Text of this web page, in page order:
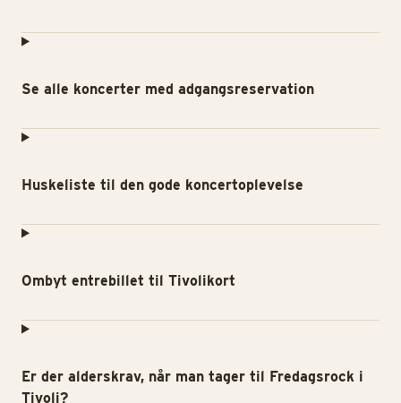
Se alle koncerter med adgangsreservation
Huskeliste til den gode koncertoplevelse
Ombyt entrebillet til Tivolikort
Er der alderskrav, når man tager til Fredagsrock i
Tivoli?